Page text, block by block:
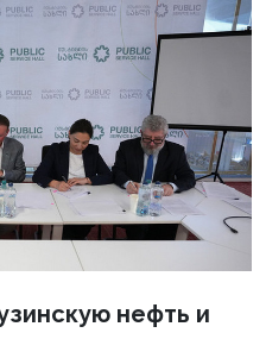
нефть и